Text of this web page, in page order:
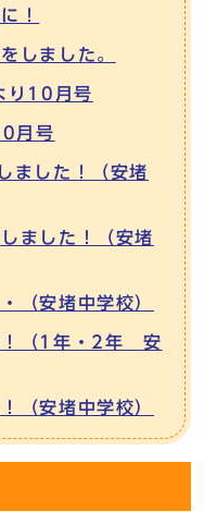
！
しました。
り10月号
月号
ました！（安堵
ました！（安堵
（安堵中学校）
！（1年・2年 安
（安堵中学校）